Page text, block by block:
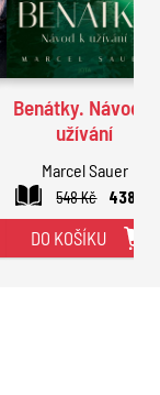
Benátky. Návod k
užívání
Marcel Sauer
548 Kč
438 Kč
DO KOŠÍKU